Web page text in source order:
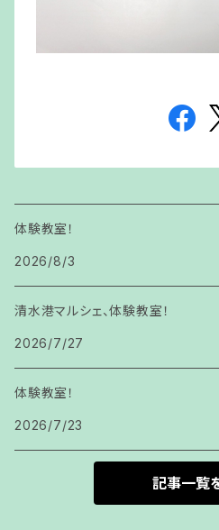
体験教室！
2026/8/3
清水港マルシェ、体験教室！
2026/7/27
体験教室！
2026/7/23
記事一覧